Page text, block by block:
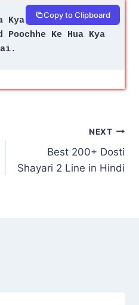
Kya Hai Dua Kya Hai
Ke Hua Kya
Copy to Clipboard
NEXT
Best 200+ Dosti
Shayari 2 Line in Hindi